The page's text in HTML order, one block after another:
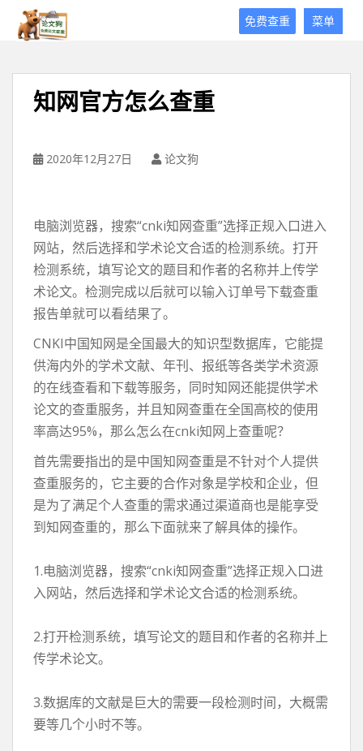
菜单
免费查重
知网官方怎么查重
2020年12月27日 论文狗
电脑浏览器，搜索“cnki知网查重”选择正规入口进入
网站，然后选择和学术论文合适的检测系统。打开
检测系统，填写论文的题目和作者的名称并上传学
术论文。检测完成以后就可以输入订单号下载查重
报告单就可以看结果了。
CNKI中国知网是全国最大的知识型数据库，它能提
供海内外的学术文献、年刊、报纸等各类学术资源
的在线查看和下载等服务，同时知网还能提供学术
论文的查重服务，并且知网查重在全国高校的使用
率高达95%，那么怎么在cnki知网上查重呢？
首先需要指出的是中国知网查重是不针对个人提供
查重服务的，它主要的合作对象是学校和企业，但
是为了满足个人查重的需求通过渠道商也是能享受
到知网查重的，那么下面就来了解具体的操作。
1.电脑浏览器，搜索“cnki知网查重”选择正规入口进
入网站，然后选择和学术论文合适的检测系统。
2.打开检测系统，填写论文的题目和作者的名称并上
传学术论文。
3.数据库的文献是巨大的需要一段检测时间，大概需
要等几个小时不等。